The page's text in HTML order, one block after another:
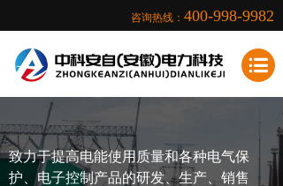
咨询热线： 400-998-9982
致力于提高电能使用质量和各种电气保
护、电子控制产品的研发、生产、销售